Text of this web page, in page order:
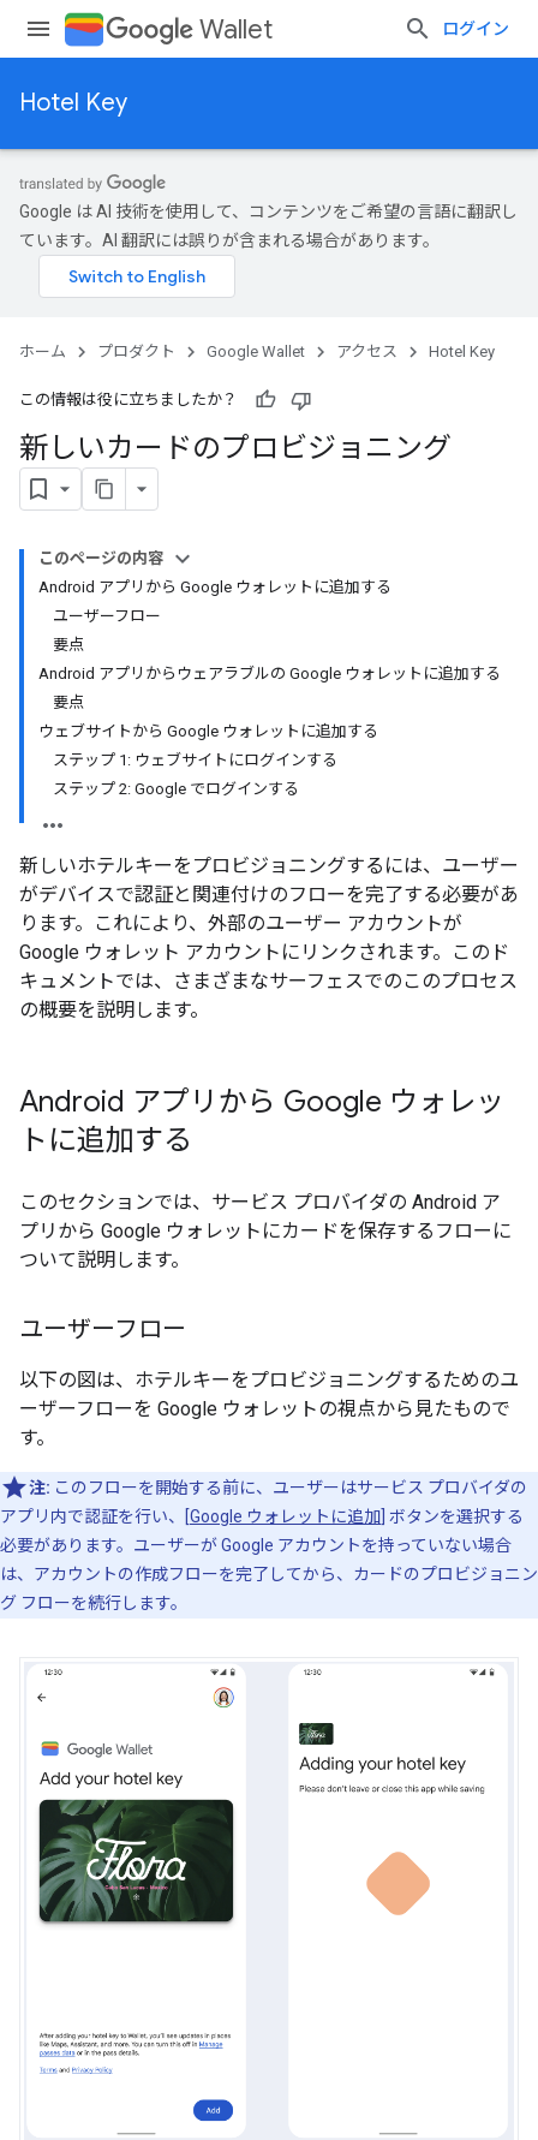
Wallet ログイン
Hotel Key
Google は AI 技術を使用して、コンテンツをご希望の言語に翻訳し
ています。AI 翻訳には誤りが含まれる場合があります。
ホーム プロダクト Google Wallet アクセス Hotel Key
この情報は役に立ちましたか？
新しいカードのプロビジョニング
このページの内容
Android アプリから Google ウォレットに追加する
ユーザーフロー
要点
Android アプリからウェアラブルの Google ウォレットに追加する
要点
ウェブサイトから Google ウォレットに追加する
ステップ 1: ウェブサイトにログインする
ステップ 2: Google でログインする
新しいホテルキーをプロビジョニングするには、ユーザー
がデバイスで認証と関連付けのフローを完了する必要があ
ります。これにより、外部のユーザー アカウントが
Google ウォレット アカウントにリンクされます。このド
キュメントでは、さまざまなサーフェスでのこのプロセス
の概要を説明します。
Android アプリから Google ウォレッ
トに追加する
このセクションでは、サービス プロバイダの Android ア
プリから Google ウォレットにカードを保存するフローに
ついて説明します。
ユーザーフロー
以下の図は、ホテルキーをプロビジョニングするためのユ
ーザーフローを Google ウォレットの視点から見たもので
す。
注: このフローを開始する前に、ユーザーはサービス プロバイダの
アプリ内で認証を行い、[Google ウォレットに追加 ] ボタンを選択する
必要があります。ユーザーが Google アカウントを持っていない場合
は、アカウントの作成フローを完了してから、カードのプロビジョニン
グ フローを続行します。